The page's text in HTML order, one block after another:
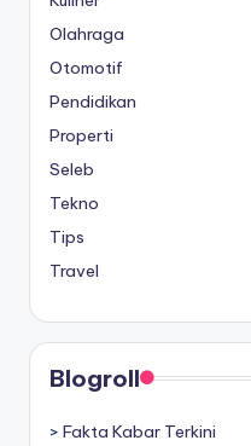
Olahraga
Otomotif
Pendidikan
Properti
Seleb
Tekno
Tips
Travel
Blogroll
> Fakta Kabar Terkini